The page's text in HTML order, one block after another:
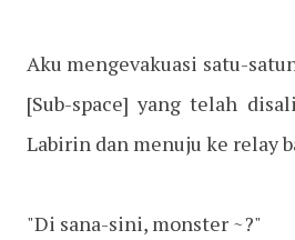
Aku mengevakuasi satu-
[Sub-space] yang telah
Labirin dan menuju ke relay
"Di sana-sini, monster ~?"